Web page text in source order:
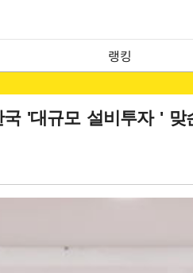
랭킹
국 '대규모 설비투자 ' 맞